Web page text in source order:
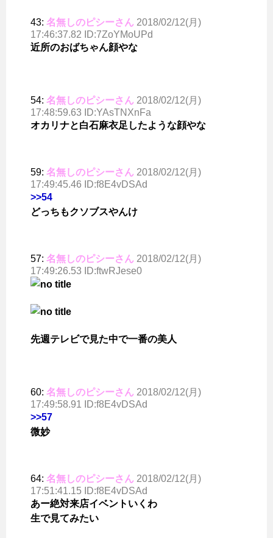
43: 名無しのピシーさん 2018/02/12(月)
17:46:37.82 ID:7ZoYMoUPd
近所のおばちゃん顔やな
54: 名無しのピシーさん 2018/02/12(月)
17:48:59.63 ID:YAsTNXnFa
オカリナと白石麻衣足したような顔やな
59: 名無しのピシーさん 2018/02/12(月)
17:49:45.46 ID:f8E4vDSAd
>>54
どっちもクソブスやんけ
57: 名無しのピシーさん 2018/02/12(月)
17:49:26.53 ID:ftwRJese0
先週テレビで見た中で一番の美人
60: 名無しのピシーさん 2018/02/12(月)
17:49:58.91 ID:f8E4vDSAd
>>57
微妙
64: 名無しのピシーさん 2018/02/12(月)
17:51:41.15 ID:f8E4vDSAd
あー絶対来店イベントいくわ
生で見てみたい